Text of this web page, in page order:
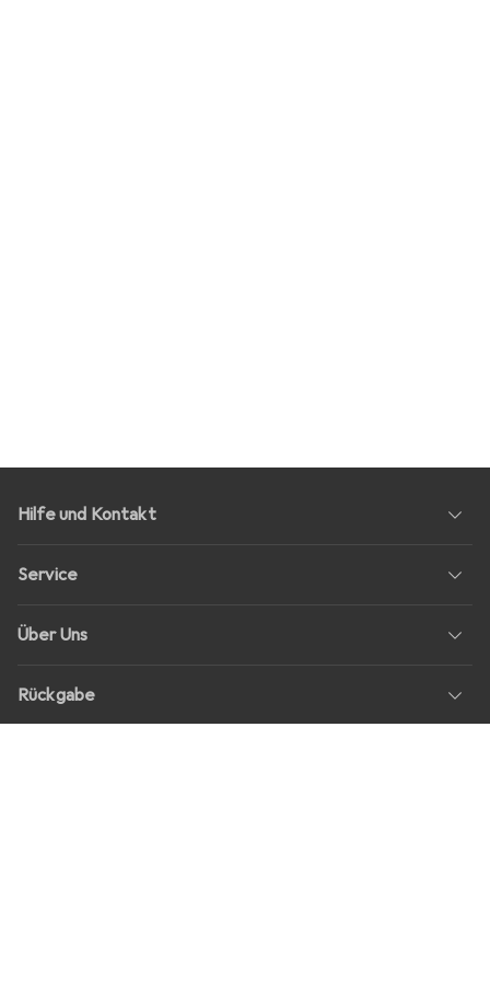
Hilfe und Kontakt
Service
Über Uns
Rückgabe